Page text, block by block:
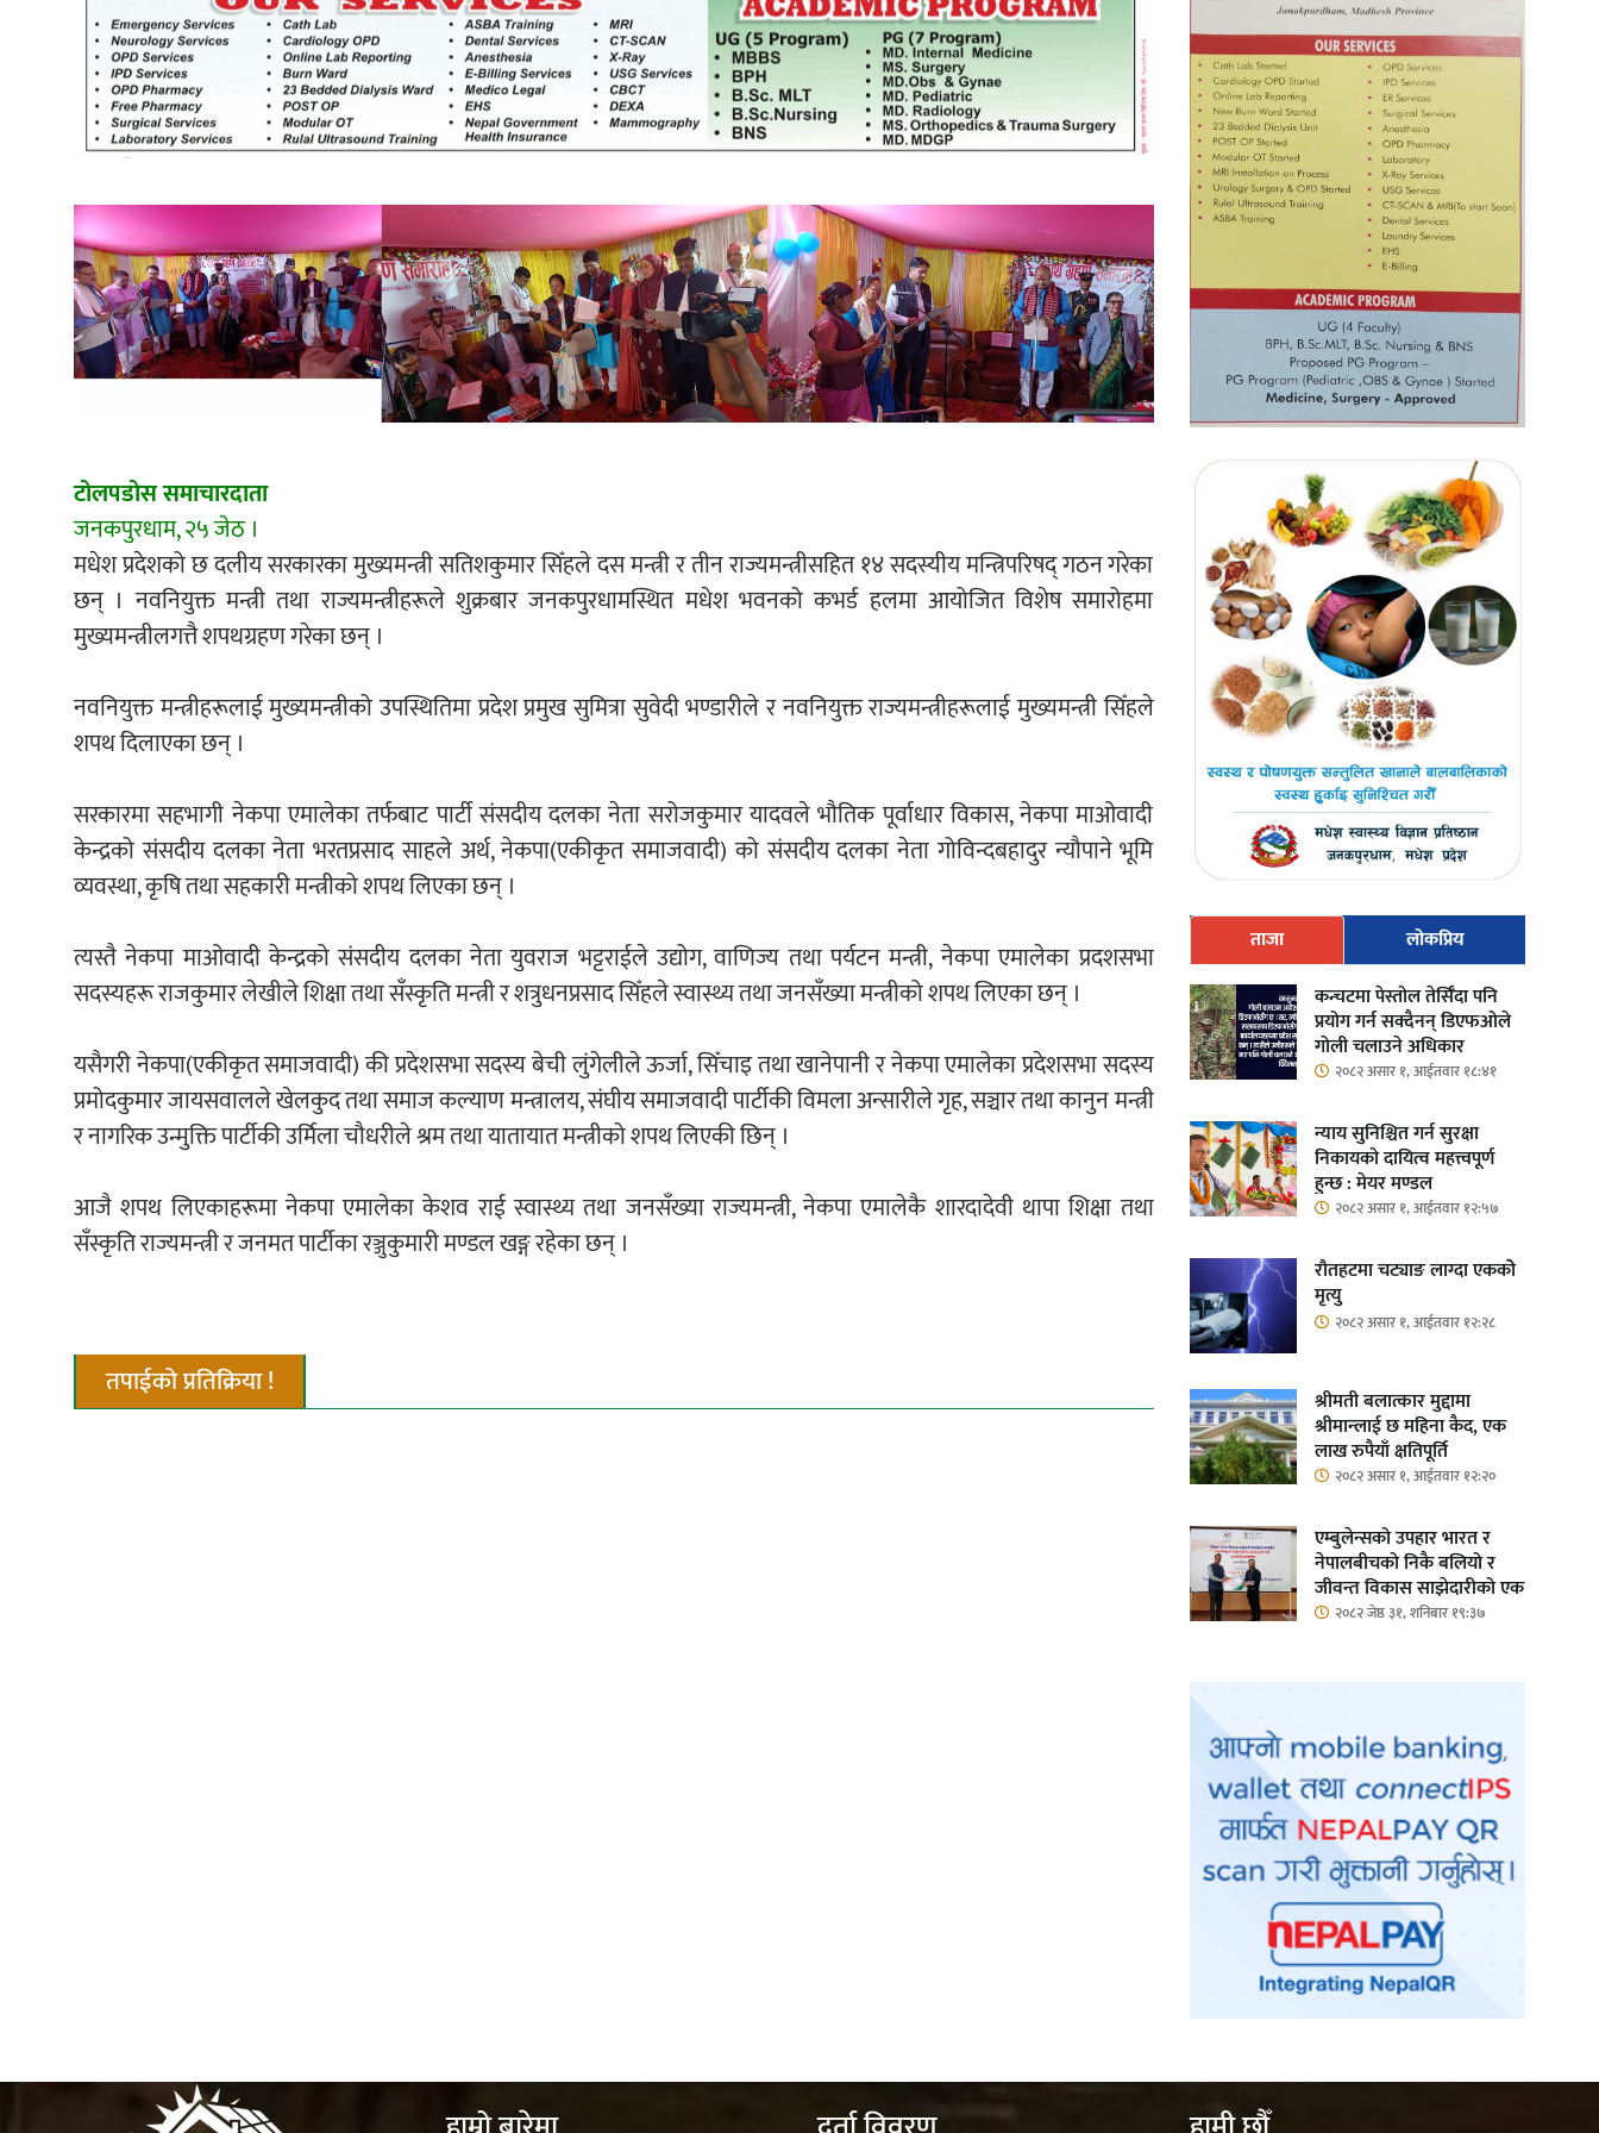
खेतीकिसानी
कर्णाली प्रदेश
सुदूरपश्चिम प्रदेश
श्रीवास्तव
परियोजना सकिनै लाग्दा खुल्यो वन
उद्यमीले सहुलियत ऋण लिने बाटो
नदी अधिकारका ती कानुनी पाटा, जसले
बनाउँछ नदीलाई संरक्षण हकदार
प्रतिस्पर्धाबिनाको नियुक्ति बदरबारे
अन्तरिम आदेश निक्र्योल गर्न असार ६ मा
पेसी
निर्धारित ठाउँमा राजर्षिजनक
विश्वविद्यालय भवन बनाउन
उपकुलपतिद्वारा आनाकानी
टोलपडोस समाचारदाता
जनकपुरधाम, २५ जेठ ।
मधेश प्रदेशको छ दलीय सरकारका मुख्यमन्त्री सतिशकुमार सिँहले दस मन्त्री र तीन राज्यमन्त्रीसहित १४ सदस्यीय मन्त्रिपरिषद् गठन गरेका
छन् । नवनियुक्त मन्त्री तथा राज्यमन्त्रीहरूले शुक्रबार जनकपुरधामस्थित मधेश भवनको कभर्ड हलमा आयोजित विशेष समारोहमा
मुख्यमन्त्रीलगत्तै शपथग्रहण गरेका छन् ।
नवनियुक्त मन्त्रीहरूलाई मुख्यमन्त्रीको उपस्थितिमा प्रदेश प्रमुख सुमित्रा सुवेदी भण्डारीले र नवनियुक्त राज्यमन्त्रीहरूलाई मुख्यमन्त्री सिँहले
शपथ दिलाएका छन् ।
सरकारमा सहभागी नेकपा एमालेका तर्फबाट पार्टी संसदीय दलका नेता सरोजकुमार यादवले भौतिक पूर्वाधार विकास, नेकपा माओवादी
केन्द्रको संसदीय दलका नेता भरतप्रसाद साहले अर्थ, नेकपा(एकीकृत समाजवादी) को संसदीय दलका नेता गोविन्दबहादुर न्यौपाने भूमि
व्यवस्था, कृषि तथा सहकारी मन्त्रीको शपथ लिएका छन् ।
त्यस्तै नेकपा माओवादी केन्द्रको संसदीय दलका नेता युवराज भट्टराईले उद्योग, वाणिज्य तथा पर्यटन मन्त्री, नेकपा एमालेका प्रदशसभा
सदस्यहरू राजकुमार लेखीले शिक्षा तथा सँस्कृति मन्त्री र शत्रुधनप्रसाद सिँहले स्वास्थ्य तथा जनसँख्या मन्त्रीको शपथ लिएका छन् ।
यसैगरी नेकपा(एकीकृत समाजवादी) की प्रदेशसभा सदस्य बेची लुंगेलीले ऊर्जा, सिँचाइ तथा खानेपानी र नेकपा एमालेका प्रदेशसभा सदस्य
प्रमोदकुमार जायसवालले खेलकुद तथा समाज कल्याण मन्त्रालय, संघीय समाजवादी पार्टीकी विमला अन्सारीले गृह, सञ्चार तथा कानुन मन्त्री
र नागरिक उन्मुक्ति पार्टीकी उर्मिला चौधरीले श्रम तथा यातायात मन्त्रीको शपथ लिएकी छिन् ।
आजै शपथ लिएकाहरूमा नेकपा एमालेका केशव राई स्वास्थ्य तथा जनसँख्या राज्यमन्त्री, नेकपा एमालेकै शारदादेवी थापा शिक्षा तथा
सँस्कृति राज्यमन्त्री र जनमत पार्टीका रञ्जुकुमारी मण्डल खङ्ग रहेका छन् ।
तपाईको प्रतिक्रिया !
ताजा
लोकप्रिय
कन्चटमा पेस्तोल तेर्सिँदा पनि
प्रयोग गर्न सक्दैनन् डिएफओले
गोली चलाउने अधिकार
२०८२ असार १, आईतवार १८:४१
न्याय सुनिश्चित गर्न सुरक्षा
निकायको दायित्व महत्त्वपूर्ण
हुन्छ : मेयर मण्डल
२०८२ असार १, आईतवार १२:५७
रौतहटमा चट्याङ लाग्दा एककोे
मृत्यु
२०८२ असार १, आईतवार १२:२८
श्रीमती बलात्कार मुद्दामा
श्रीमान्लाई छ महिना कैद, एक
लाख रुपैयाँ क्षतिपूर्ति
२०८२ असार १, आईतवार १२:२०
एम्बुलेन्सको उपहार भारत र
नेपालबीचको निकै बलियो र
जीवन्त विकास साझेदारीको एक
हिस्सा : नियोग उपप्रमुख
२०८२ जेष्ठ ३१, शनिबार १९:३७